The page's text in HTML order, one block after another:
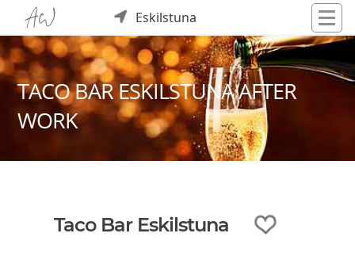
Eskilstuna
TACO BAR ESKILSTUNA AFTER
WORK
Taco Bar Eskilstuna